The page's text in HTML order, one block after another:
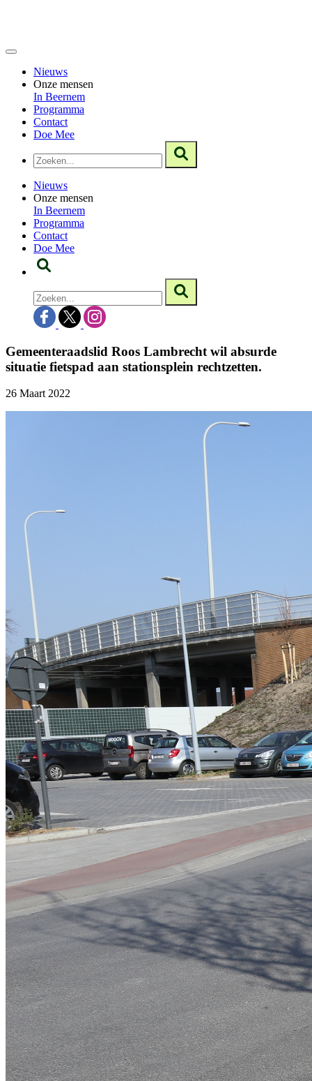
Nieuws
Onze mensen
In Beernem
Programma
Contact
Doe Mee
Nieuws
Onze mensen
In Beernem
Programma
Contact
Doe Mee
Gemeenteraadslid Roos Lambrecht wil absurde
situatie fietspad aan stationsplein rechtzetten.
26 Maart 2022